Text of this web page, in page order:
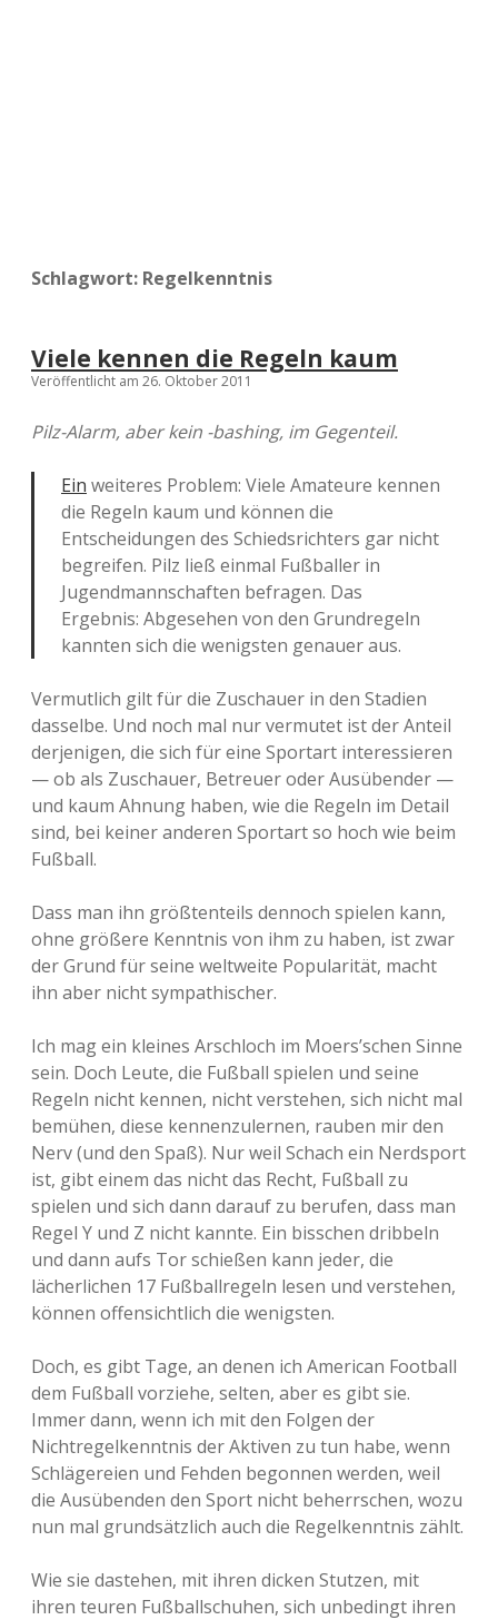
Schlagwort: Regelkenntnis
Viele kennen die Regeln kaum
Veröffentlicht am 26. Oktober 2011
Pilz-Alarm, aber kein -bashing, im Gegenteil.
Ein weiteres Problem: Viele Amateure kennen
die Regeln kaum und können die
Entscheidungen des Schiedsrichters gar nicht
begreifen. Pilz ließ einmal Fußballer in
Jugendmannschaften befragen. Das
Ergebnis: Abgesehen von den Grundregeln
kannten sich die wenigsten genauer aus.
Vermutlich gilt für die Zuschauer in den Stadien
dasselbe. Und noch mal nur vermutet ist der Anteil
derjenigen, die sich für eine Sportart interessieren
— ob als Zuschauer, Betreuer oder Ausübender —
und kaum Ahnung haben, wie die Regeln im Detail
sind, bei keiner anderen Sportart so hoch wie beim
Fußball.
Dass man ihn größtenteils dennoch spielen kann,
ohne größere Kenntnis von ihm zu haben, ist zwar
der Grund für seine weltweite Popularität, macht
ihn aber nicht sympathischer.
Ich mag ein kleines Arschloch im Moers’schen Sinne
sein. Doch Leute, die Fußball spielen und seine
Regeln nicht kennen, nicht verstehen, sich nicht mal
bemühen, diese kennenzulernen, rauben mir den
Nerv (und den Spaß). Nur weil Schach ein Nerdsport
ist, gibt einem das nicht das Recht, Fußball zu
spielen und sich dann darauf zu berufen, dass man
Regel Y und Z nicht kannte. Ein bisschen dribbeln
und dann aufs Tor schießen kann jeder, die
lächerlichen 17 Fußballregeln lesen und verstehen,
können offensichtlich die wenigsten.
Doch, es gibt Tage, an denen ich American Football
dem Fußball vorziehe, selten, aber es gibt sie.
Immer dann, wenn ich mit den Folgen der
Nichtregelkenntnis der Aktiven zu tun habe, wenn
Schlägereien und Fehden begonnen werden, weil
die Ausübenden den Sport nicht beherrschen, wozu
nun mal grundsätzlich auch die Regelkenntnis zählt.
Wie sie dastehen, mit ihren dicken Stutzen, mit
ihren teuren Fußballschuhen, sich unbedingt ihren